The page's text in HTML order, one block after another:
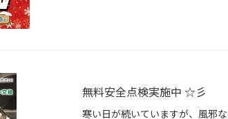
無料安全点検実施中 ☆彡